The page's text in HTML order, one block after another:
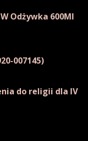
Odżywka 600Ml
007145)
do religii dla IV